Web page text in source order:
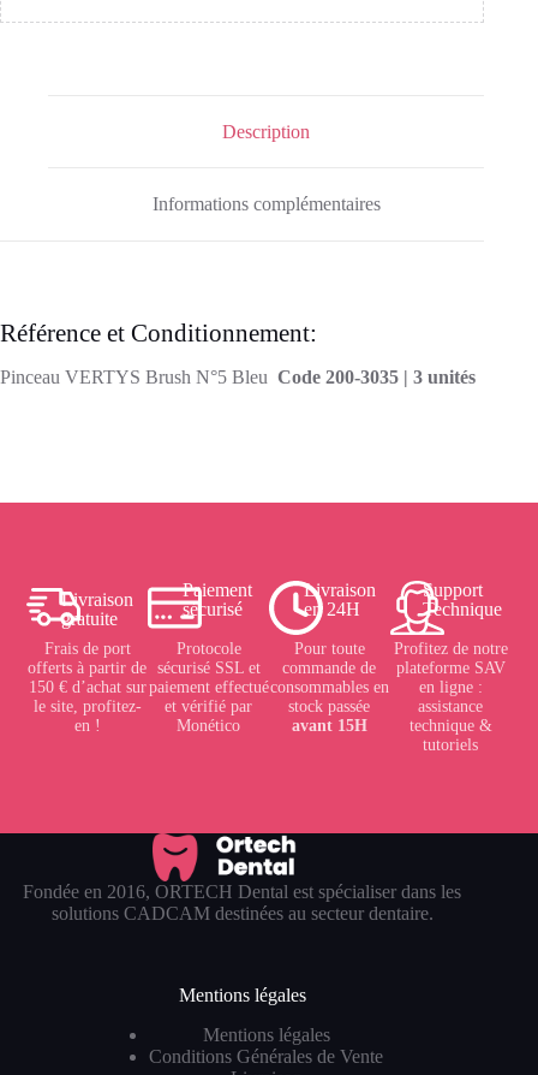
Description
Informations complémentaires
Référence et Conditionnement:
Pinceau VERTYS Brush N°5 Bleu Code 200-3035 | 3 unités
Livraison
gratuite
Frais de port
offerts à partir de
150 € d’achat sur
le site, profitez-
en !
Paiement
sécurisé
Protocole
sécurisé SSL et
paiement effectué
et vérifié par
Monético
Livraison
en 24H
Pour toute
commande de
consommables en
stock passée
avant 15H
Support
Technique
Profitez de notre
plateforme SAV
en ligne :
assistance
technique &
tutoriels
Fondée en 2016, ORTECH Dental est spécialiser dans les
solutions CADCAM destinées au secteur dentaire.
Mentions légales
Mentions légales
Conditions Générales de Vente